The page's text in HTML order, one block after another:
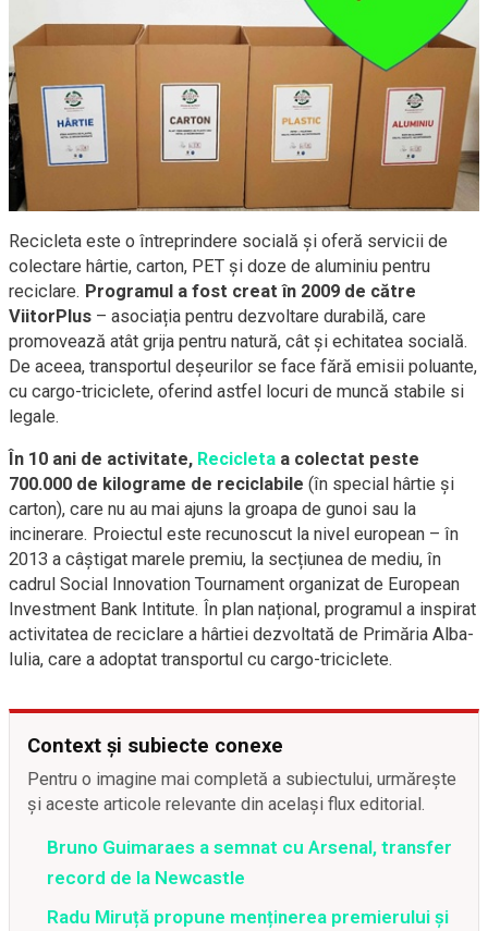
Recicleta este o întreprindere socială și oferă servicii de
colectare hârtie, carton, PET și doze de aluminiu pentru
reciclare. Programul a fost creat în 2009 de către
ViitorPlus – asociația pentru dezvoltare durabilă, care
promovează atât grija pentru natură, cât și echitatea socială.
De aceea, transportul deșeurilor se face fără emisii poluante,
cu cargo-triciclete, oferind astfel locuri de muncă stabile si
legale.
În 10 ani de activitate, Recicleta a colectat peste
700.000 de kilograme de reciclabile (în special hârtie și
carton), care nu au mai ajuns la groapa de gunoi sau la
incinerare. Proiectul este recunoscut la nivel european – în
2013 a câștigat marele premiu, la secțiunea de mediu, în
cadrul Social Innovation Tournament organizat de European
Investment Bank Intitute. În plan național, programul a inspirat
activitatea de reciclare a hârtiei dezvoltată de Primăria Alba-
Iulia, care a adoptat transportul cu cargo-triciclete.
Context și subiecte conexe
Pentru o imagine mai completă a subiectului, urmărește
și aceste articole relevante din același flux editorial.
Bruno Guimaraes a semnat cu Arsenal, transfer
record de la Newcastle
Radu Miruță propune menținerea premierului și